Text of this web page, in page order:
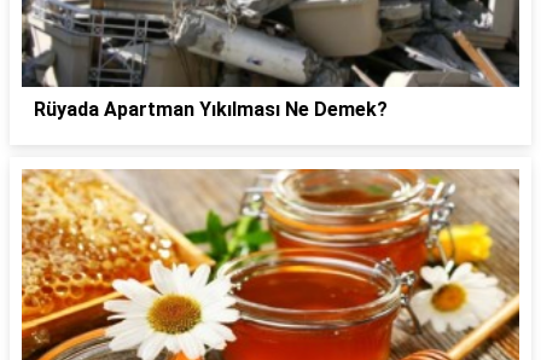
Rüyada Apartman Yıkılması Ne Demek?